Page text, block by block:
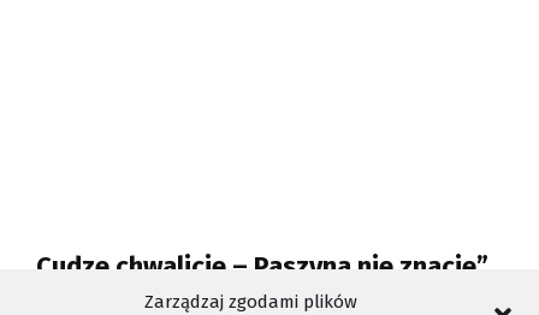
Zarządzaj zgodami plików
„Cudze chwalicie – Paszyna nie znacie”
czyli film o niezwykłym miejscu